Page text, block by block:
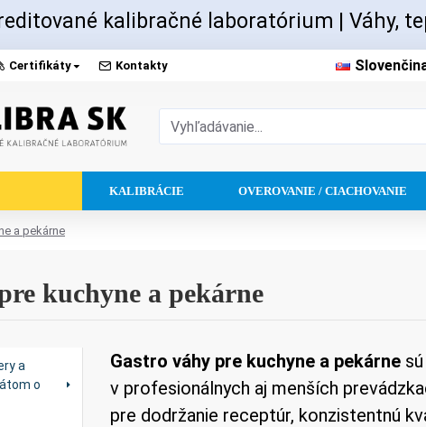
kalibračné laboratórium | Váhy,
Certifikáty Kontakty
KALIBRÁCIE OVEROVANIE / CIACHOVANIE
a pekárne
kuchyne a pekárne
a
o
Gastro váhy pre kuchyne a pekárne
v profesionálnych aj menších
pre dodržanie receptúr, konzistentnú